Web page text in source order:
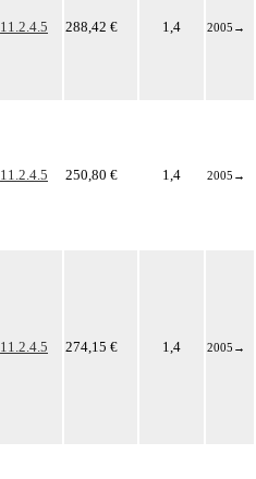
11.2.4.5 288,42 € 1,4 2005 →
11.2.4.5 250,80 € 1,4 2005 →
11.2.4.5 274,15 € 1,4 2005 →